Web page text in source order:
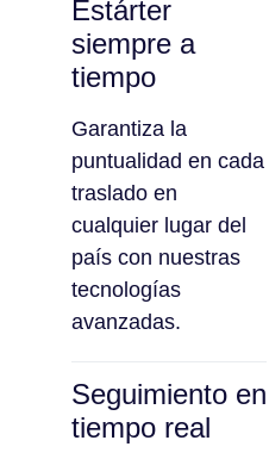
Estárter
siempre a
tiempo
Garantiza la
puntualidad en cada
traslado en
cualquier lugar del
país con nuestras
tecnologías
avanzadas.
Seguimiento en
tiempo real